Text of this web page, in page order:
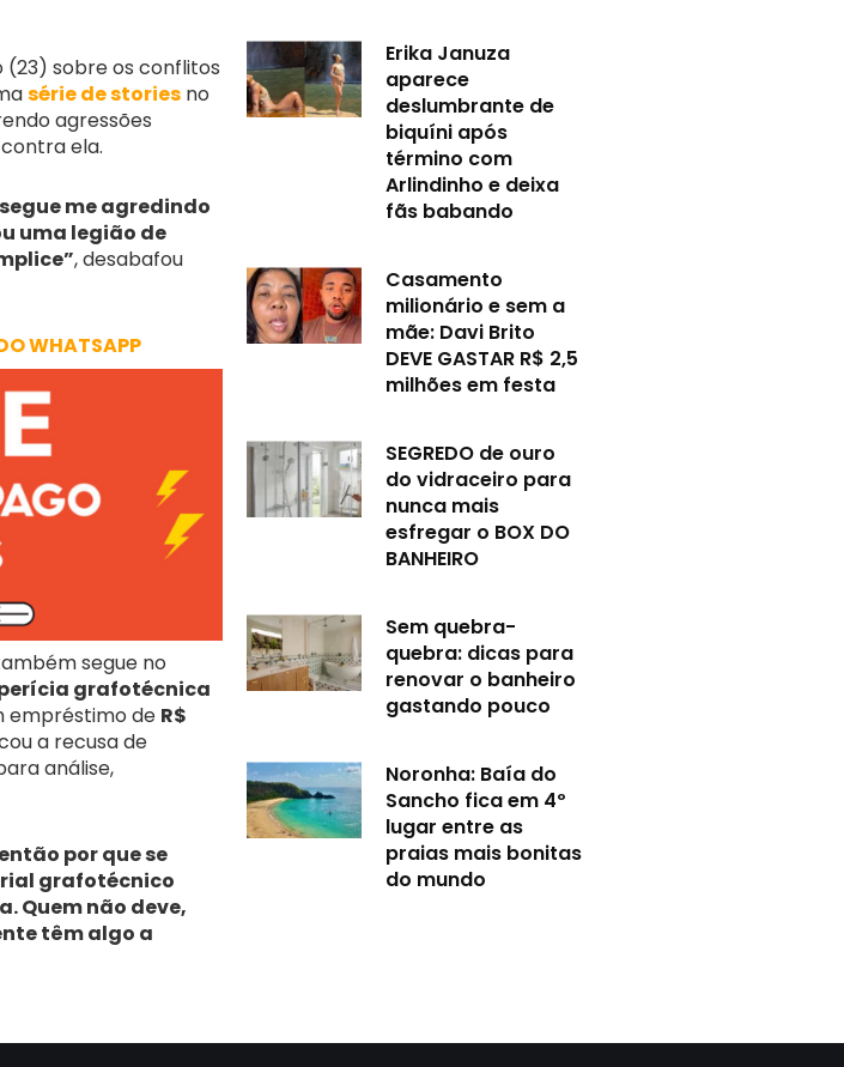
sobre os conflitos
série de stories no
agressões
ela.
me agredindo
uma legião de
, desabafou
WHATSAPP
segue no
grafotécnica
empréstimo de R$
a recusa de
análise,
por que se
grafotécnico
Quem não deve,
têm algo a
Erika Januza
aparece
deslumbrante de
biquíni após
término com
Arlindinho e deixa
fãs babando
Casamento
milionário e sem a
mãe: Davi Brito
DEVE GASTAR R$ 2,5
milhões em festa
SEGREDO de ouro
do vidraceiro para
nunca mais
esfregar o BOX DO
BANHEIRO
Sem quebra-
quebra: dicas para
renovar o banheiro
gastando pouco
Noronha: Baía do
Sancho fica em 4º
lugar entre as
praias mais bonitas
do mundo